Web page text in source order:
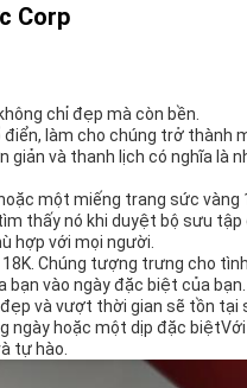
Corp
chỉ đẹp mà còn bền.
làm cho chúng trở thành
và thanh lịch có nghĩa là
một miếng trang sức vàng
thấy nó khi duyệt bộ sưu tập
hợp với mọi người.
Chúng tượng trưng cho
vào ngày đặc biệt của bạn.
và vượt thời gian sẽ tồn tại
ngày hoặc một dịp đặc
tự hào.